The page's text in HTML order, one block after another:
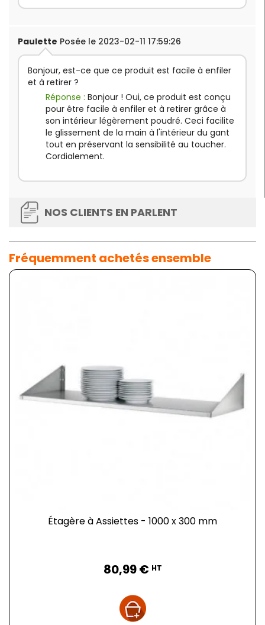
Paulette Posée le 2023-02-11 17:59:26
Bonjour, est-ce que ce produit est facile à enfiler
et à retirer ?
Réponse : Bonjour ! Oui, ce produit est conçu
pour être facile à enfiler et à retirer grâce à
son intérieur légèrement poudré. Ceci facilite
le glissement de la main à l'intérieur du gant
tout en préservant la sensibilité au toucher.
Cordialement.
NOS CLIENTS EN PARLENT
Fréquemment achetés ensemble
Étagère à Assiettes - 1000 x 300 mm
80,99 € HT